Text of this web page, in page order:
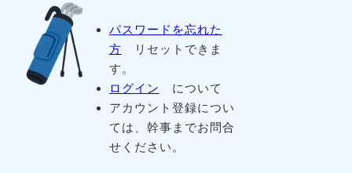
パスワードを忘れた
方 リセットできま
す。
ログイン
について
アカウント登録につい
ては、幹事までお問合
せください。